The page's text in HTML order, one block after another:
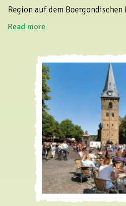
Region auf dem
Read more